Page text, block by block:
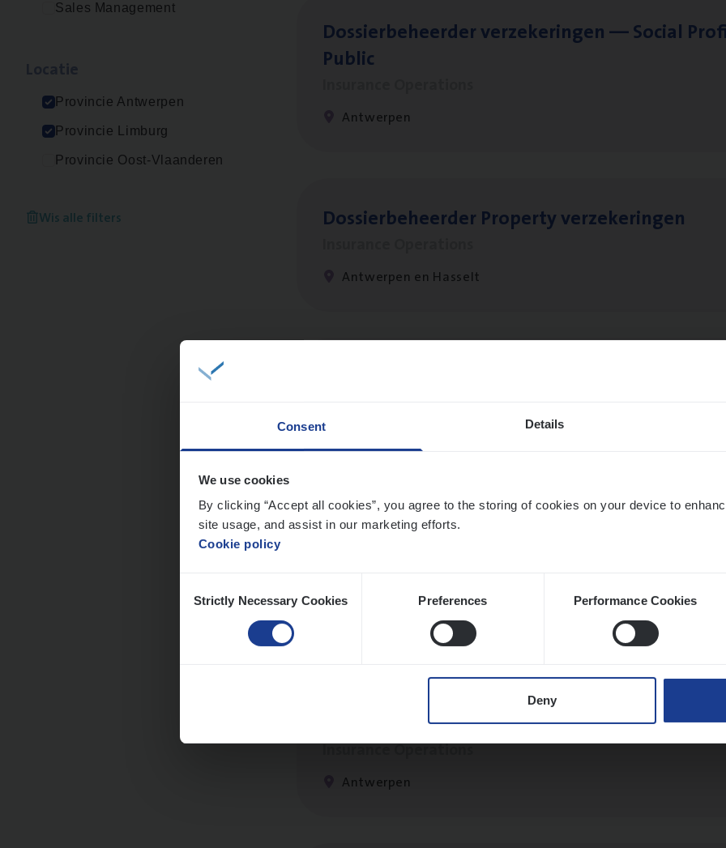
Consent Details
We use cookies
By clicking “Accept all cookies”, you agree to the storing of cookies on your device to
site usage, and assist in our marketing efforts.
Cookie policy
Selection
Strictly Necessary Cookies Preferences Performance Cookies
Deny
Sales Management
Provincie Antwerpen
Provincie Limburg
Provincie Oost-Vlaanderen
Wis alle filters
Dos­sier­be­heer­der ver­ze­ke­rin­gen — Soci­al
Public
Antwerpen
Dos­sier­be­heer­der Pro­per­ty verzekeringen
Antwerpen en Hasselt
Insurance Operations
Insurance Operations
Client Exe­cu­ti­ve Marine
Insurance Operations
Antwerpen